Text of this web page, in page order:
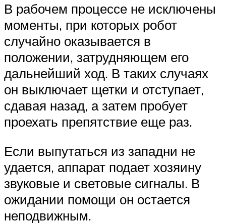
В рабочем процессе не исключены
моменты, при которых робот
случайно оказывается в
положении, затрудняющем его
дальнейший ход. В таких случаях
он выключает щетки и отступает,
сдавая назад, а затем пробует
проехать препятствие еще раз.
Если выпутаться из западни не
удается, аппарат подает хозяину
звуковые и световые сигналы. В
ожидании помощи он остается
неподвижным.